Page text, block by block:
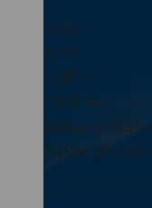
0:35 h
2 m
1.081 m
1.959 m
Départ:
Objectif: